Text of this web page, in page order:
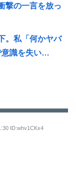
撃の一言を放っ
。私「何かヤバ
意識を失い…
ID:whv1CKx4